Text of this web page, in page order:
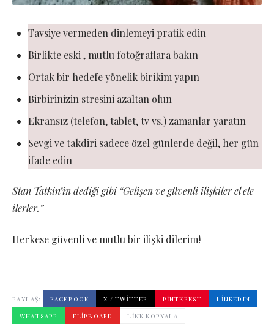
Tavsiye vermeden dinlemeyi pratik edin
Birlikte eski , mutlu fotoğraflara bakın
Ortak bir hedefe yönelik birikim yapın
Birbirinizin stresini azaltan olun
Ekransız (telefon, tablet, tv vs.) zamanlar yaratın
Sevgi ve takdiri sadece özel günlerde değil, her gün
ifade edin
Stan Tatkin’in dediği gibi “Gelişen ve güvenli ilişkiler el ele
ilerler.”
Herkese güvenli ve mutlu bir ilişki dilerim!
PAYLAŞ: FACEBOOK X / TWITTER PINTEREST
LINKEDIN
WHATSAPP
FLIPBOARD LINK KOPYALA